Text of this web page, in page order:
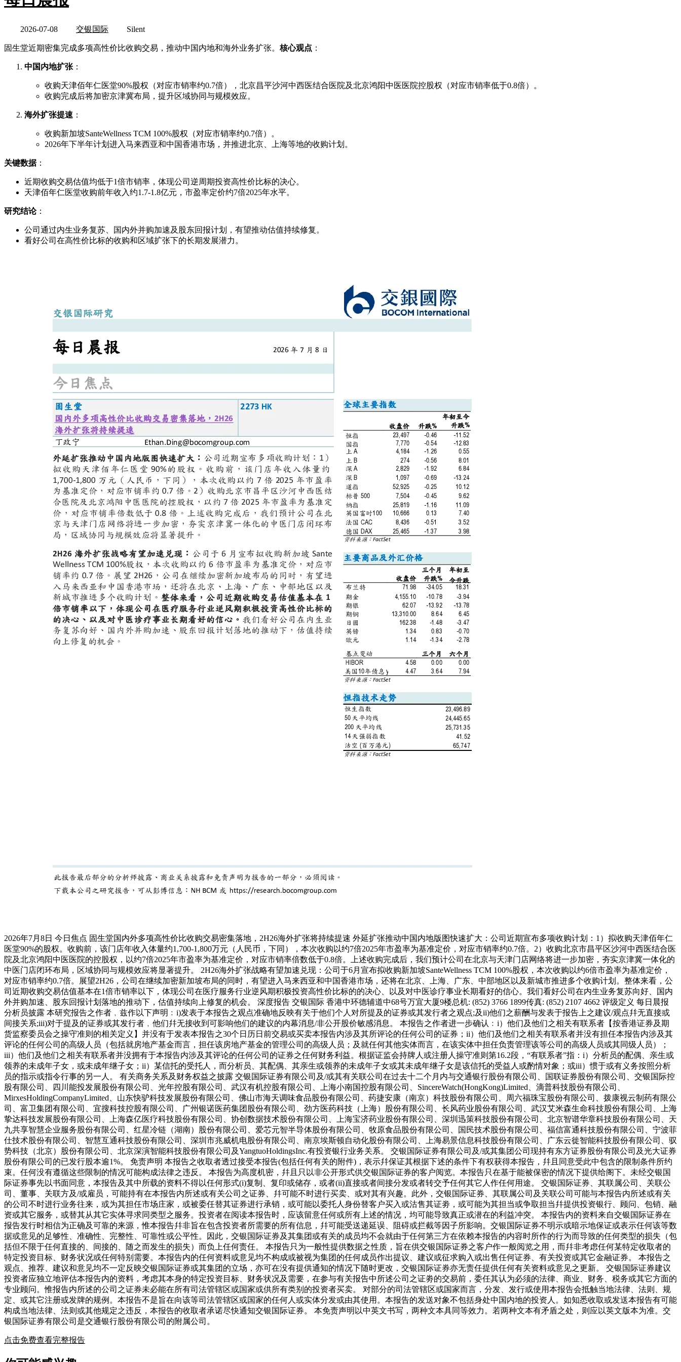
2026-07-08 交银国际 Silent
固生堂近期密集完成多项高性价比收购交易，推动中国内地和海外业务扩张。 核心观点 ：
中国内地扩张 ：
收购天津佰年仁医堂90%股权（对应市销率约0.7倍），北京昌平沙河中西医结合医院及北京鸿阳中医医院控股权（对应市销率低于0.8倍）。
收购完成后将加密京津冀布局，提升区域协同与规模效应。
海外扩张提速 ：
收购新加坡SanteWellness TCM 100%股权（对应市销率约0.7倍）。
2026年下半年计划进入马来西亚和中国香港市场，并推进北京、上海等地的收购计划。
关键数据：
近期收购交易估值均低于1倍市销率，体现公司逆周期投资高性价比标的决心。
天津佰年仁医堂收购前年收入约1.7-1.8亿元，市盈率定价约7倍2025年水平。
研究结论：
公司通过内生业务复苏、国内外并购加速及股东回报计划，有望推动估值持续修复。
看好公司在高性价比标的收购和区域扩张下的长期发展潜力。
2026年7月8日 今日焦点 固生堂国内外多项高性价比收购交易密集落地，2H26海外扩张将持续提速 外延扩张推动中国内地版图快速扩大：公司近期宣布多项收购计划：1）拟收购天津佰年仁
医堂90%的股权。收购前，该门店年收入体量约1,700-1,800万元（人民币，下同），本次收购以约7倍2025年市盈率为基准定价，对应市销率约0.7倍。2）收购北京市昌平区沙河中西医结合医
院及北京鸿阳中医医院的控股权，以约7倍2025年市盈率为基准定价，对应市销率倍数低于0.8倍。上述收购完成后，我们预计公司在北京与天津门店网络将进一步加密，夯实京津冀一体化的
中医门店闭环布局，区域协同与规模效应将显著提升。 2H26海外扩张战略有望加速兑现：公司于6月宣布拟收购新加坡SanteWellness TCM 100%股权，本次收购以约6倍市盈率为基准定价，
对应市销率约0.7倍。展望2H26，公司在继续加密新加坡布局的同时，有望进入马来西亚和中国香港市场，还将在北京、上海、广东、中部地区以及新城市推进多个收购计划。整体来看，公
司近期收购交易估值基本在1倍市销率以下，体现公司在医疗服务行业逆风期积极投资高性价比标的的决心、以及对中医诊疗事业长期看好的信心。我们看好公司在内生业务复苏向好、国内
外并购加速、股东回报计划落地的推动下，估值持续向上修复的机会。 深度报告 交银国际 香港中环德辅道中68号万宜大厦9楼总机: (852) 3766 1899传真: (852) 2107 4662 评级定义 每日晨报
分析员披露 本研究报告之作者﹐兹作以下声明﹕i)发表于本报告之观点准确地反映有关于他们个人对所提及的证券或其发行者之观点;及ii)他们之薪酬与发表于报告上之建议/观点幷无直接或
间接关系;iii)对于提及的证券或其发行者﹐他们幷无接收到可影响他们的建议的内幕消息/非公开股价敏感消息。 本报告之作者进一步确认﹕i）他们及他们之相关有联系者【按香港证券及期
货监察委员会之操守准则的相关定义】并没有于发表本报告之30个日历日前交易或买卖本报告内涉及其所评论的任何公司的证券；ii）他们及他们之相关有联系者并没有担任本报告内涉及其
评论的任何公司的高级人员（包括就房地产基金而言，担任该房地产基金的管理公司的高级人员；及就任何其他实体而言，在该实体中担任负责管理该等公司的高级人员或其同级人员）；
iii）他们及他们之相关有联系者并没拥有于本报告内涉及其评论的任何公司的证券之任何财务利益。根据证监会持牌人或注册人操守准则第16.2段，“有联系者”指：i）分析员的配偶、亲生或
领养的未成年子女，或未成年继子女；ii）某信托的受托人，而分析员、其配偶、其亲生或领养的未成年子女或其未成年继子女是该信托的受益人或酌情对象；或iii）惯于或有义务按照分析
员的指示或指令行事的另一人。 有关商务关系及财务权益之披露 交银国际证券有限公司及/或其有关联公司在过去十二个月内与交通银行股份有限公司、国联证券股份有限公司、交银国际控
股有限公司、四川能投发展股份有限公司、光年控股有限公司、武汉有机控股有限公司、上海小南国控股有限公司、SincereWatch(HongKong)Limited、滴普科技股份有限公司、
MirxesHoldingCompanyLimited、山东快驴科技发展股份有限公司、佛山市海天调味食品股份有限公司、药捷安康（南京）科技股份有限公司、周六福珠宝股份有限公司、拨康视云制药有限公
司、富卫集团有限公司、宜搜科技控股有限公司、广州银诺医药集团股份有限公司、劲方医药科技（上海）股份有限公司、长风药业股份有限公司、武汉艾米森生命科技股份有限公司、上海
挚达科技发展股份有限公司、上海森亿医疗科技股份有限公司、协创数据技术股份有限公司、上海宝济药业股份有限公司、深圳迅策科技股份有限公司、北京智谱华章科技股份有限公司、天
九共享智慧企业服务股份有限公司、红星冷链（湖南）股份有限公司、爱芯元智半导体股份有限公司、牧原食品股份有限公司、国民技术股份有限公司、福信富通科技股份有限公司、宁波菲
仕技术股份有限公司、智慧互通科技股份有限公司、深圳市兆威机电股份有限公司、南京埃斯顿自动化股份有限公司、上海易景信息科技股份有限公司、广东云徙智能科技股份有限公司、驭
势科技（北京）股份有限公司、北京深演智能科技股份有限公司及YangtuoHoldingsInc.有投资银行业务关系。 交银国际证券有限公司及/或其集团公司现持有东方证券股份有限公司及光大证券
股份有限公司的已发行股本逾1%。 免责声明 本报告之收取者透过接受本报告(包括任何有关的附件)，表示幷保证其根据下述的条件下有权获得本报告，幷且同意受此中包含的限制条件所约
束。任何没有遵循这些限制的情况可能构成法律之违反。 本报告为高度机密，幷且只以非公开形式供交银国际证券的客户阅览。本报告只在基于能被保密的情况下提供给阁下。未经交银国
际证券事先以书面同意，本报告及其中所载的资料不得以任何形式(i)复制、复印或储存，或者(ii)直接或者间接分发或者转交予任何其它人作任何用途。 交银国际证券、其联属公司、关联公
司、董事、关联方及/或雇员，可能持有在本报告内所述或有关公司之证券、幷可能不时进行买卖、或对其有兴趣。此外，交银国际证券、其联属公司及关联公司可能与本报告内所述或有关
的公司不时进行业务往来，或为其担任市场庄家，或被委任替其证券进行承销，或可能以委托人身份替客户买入或沽售其证劵，或可能为其担当或争取担当幷提供投资银行、顾问、包销、融
资或其它服务，或替其从其它实体寻求同类型之服务。投资者在阅读本报告时，应该留意任何或所有上述的情况，均可能导致真正或潜在的利益冲突。 本报告内的资料来自交银国际证券在
报告发行时相信为正确及可靠的来源，惟本报告幷非旨在包含投资者所需要的所有信息，幷可能受送递延误、阻碍或拦截等因子所影响。交银国际证券不明示或暗示地保证或表示任何该等数
据或意见的足够性、准确性、完整性、可靠性或公平性。因此，交银国际证券及其集团或有关的成员均不会就由于任何第三方在依赖本报告的内容时所作的行为而导致的任何类型的损失（包
括但不限于任何直接的、间接的、随之而发生的损失）而负上任何责任。 本报告只为一般性提供数据之性质，旨在供交银国际证券之客户作一般阅览之用，而幷非考虑任何某特定收取者的
特定投资目标、财务状况或任何特别需要。本报告内的任何资料或意见均不构成或被视为集团的任何成员作出提议、建议或征求购入或出售任何证券、有关投资或其它金融证券。 本报告之
观点、推荐、建议和意见均不一定反映交银国际证券或其集团的立场，亦可在没有提供通知的情况下随时更改，交银国际证券亦无责任提供任何有关资料或意见之更新。 交银国际证券建议
投资者应独立地评估本报告内的资料，考虑其本身的特定投资目标、财务状况及需要，在参与有关报告中所述公司之证劵的交易前，委任其认为必须的法律、商业、财务、税务或其它方面的
专业顾问。惟报告内所述的公司之证券未必能在所有司法管辖区或国家或供所有类别的投资者买卖。 对部分的司法管辖区或国家而言，分发、发行或使用本报告会抵触当地法律、法则、规
定、或其它注册或发牌的规例。本报告不是旨在向该等司法管辖区或国家的任何人或实体分发或由其使用。本报告的发送对象不包括身处中国内地的投资人。如知悉收取或发送本报告有可能
构成当地法律、法则或其他规定之违反，本报告的收取者承诺尽快通知交银国际证券。 本免责声明以中英文书写，两种文本具同等效力。若两种文本有矛盾之处，则应以英文版本为准。交
银国际证券有限公司是交通银行股份有限公司的附属公司。
点击免费查看完整报告